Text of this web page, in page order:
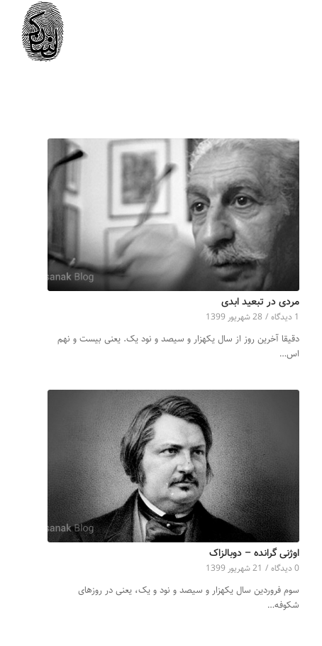
مردی در تبعید ابدی
1 دیدگاه / 28 شهریور 1399
دقیقا آخرین روز از سال یکهزار و سیصد و نود یک. یعنی بیست و نهم
اس…
اوژنی گرانده – دوبالزاک
0 دیدگاه‌ / 21 شهریور 1399
سوم فروردین سال یکهزار و سیصد و نود و یک، یعنی در روزهای
شکوفه‌…